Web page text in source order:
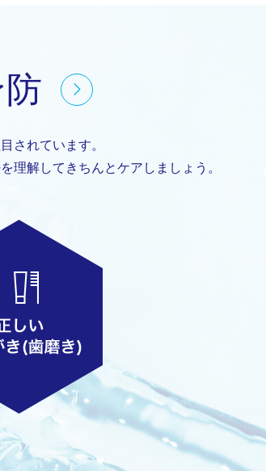
されています。
理解してきちんとケアしましょう。